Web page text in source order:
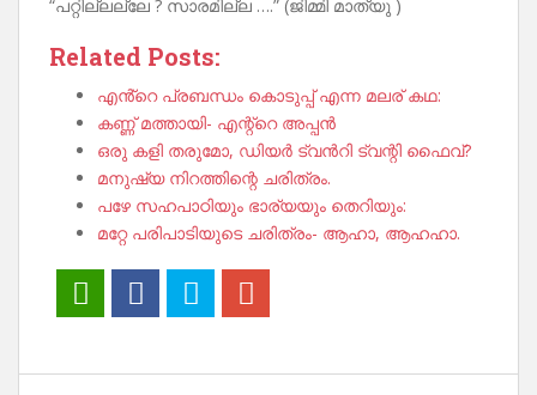
“പറ്റില്ലല്ലേ ? സാരമില്ല ….” (ജിമ്മി മാത്യു )
Related Posts:
എൻ്റെ പ്രബന്ധം കൊടുപ്പ് എന്ന മലര് കഥ:
കണ്ണ് മത്തായി- എന്റ്റെ അപ്പൻ
ഒരു കളി തരുമോ, ഡിയർ ട്വൻറി ട്വന്റി ഫൈവ്?
മനുഷ്യ നിറത്തിന്റെ ചരിത്രം.
പഴേ സഹപാഠിയും ഭാര്യയും തെറിയും:
മറ്റേ പരിപാടിയുടെ ചരിത്രം- ആഹാ, ആഹഹാ.